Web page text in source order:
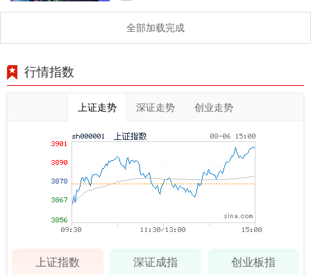
最新的投
全部加载完成
行情指数
上证走势 深证走势 创业走势
上证指数 深证成指 创业板指